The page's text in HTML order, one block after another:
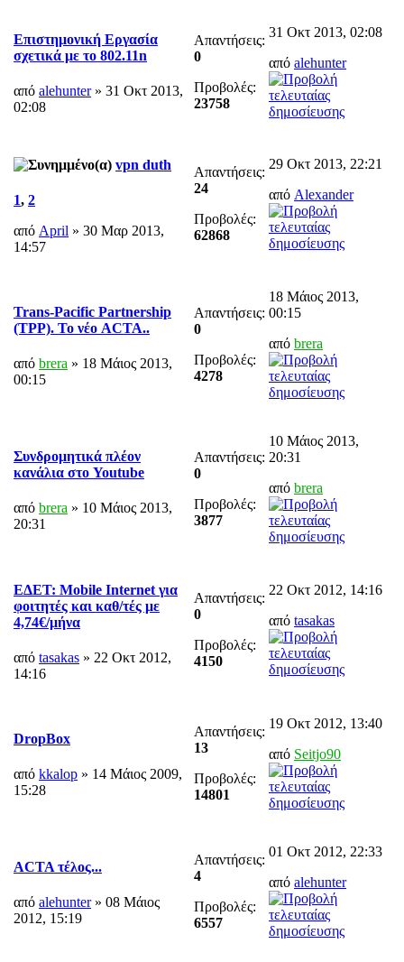
Επιστημονική Eργασία
σχετικά με το 802.11n
από alehunter» 31 Οκτ 2013,
02:08
Απαντήσεις:
0
Προβολές:
23758
31 Οκτ 2013, 02:08
από alehunter
vpn duth
1, 2
από April » 30 Μαρ 2013,
14:57
Απαντήσεις:
24
Προβολές:
62868
29 Οκτ 2013, 22:21
από Alexander
Trans-Pacific Partnership
(TPP). To νέο ACTA..
από brera » 18 Μάιος 2013,
00:15
Απαντήσεις:
0
Προβολές:
4278
18 Μάιος 2013,
00:15
από brera
Συνδρομητικά πλέον
κανάλια στο Youtube
από brera » 10 Μάιος 2013,
20:31
Απαντήσεις:
0
Προβολές:
3877
10 Μάιος 2013,
20:31
από brera
ΕΔΕΤ: Mobile Internet για
φοιτητές και καθ/τές με
4,74€/μήνα
από tasakas » 22 Οκτ 2012,
14:16
Απαντήσεις:
0
Προβολές:
4150
22 Οκτ 2012, 14:16
από tasakas
DropBox
από kkalop » 14 Μάιος 2009,
15:28
Απαντήσεις:
13
Προβολές:
14801
19 Οκτ 2012, 13:40
από Seitjo90
ACTA τέλος...
από alehunter» 08 Μάιος
2012, 15:19
Απαντήσεις:
4
Προβολές:
6557
01 Οκτ 2012, 22:33
από alehunter